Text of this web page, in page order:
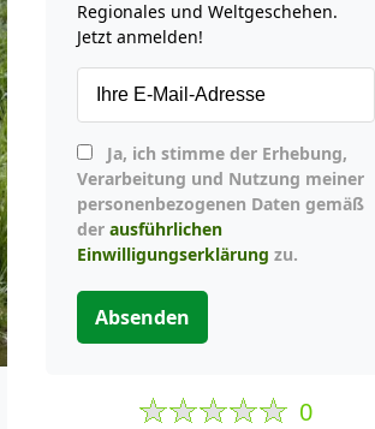
Regionales und Weltgeschehen.
Jetzt anmelden!
Verarbeitung und Nutzung meiner
personenbezogenen Daten gemäß
der ausführlichen
Einwilligungserklärung zu.
Absenden
0